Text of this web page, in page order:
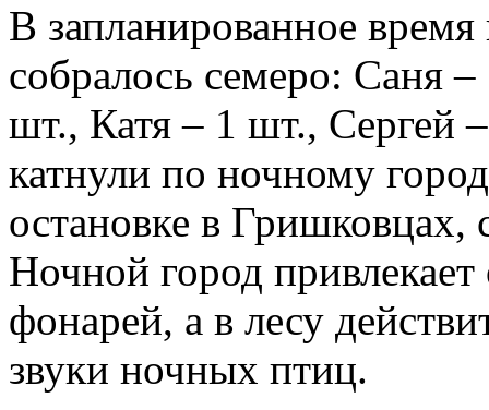
В запланированное
собралось семеро: Саня
шт., Катя – 1 шт., Сергей
катнули по ночному
остановке в Гришковцах,
Ночной город
фонарей, а в лесу
звуки ночных птиц.